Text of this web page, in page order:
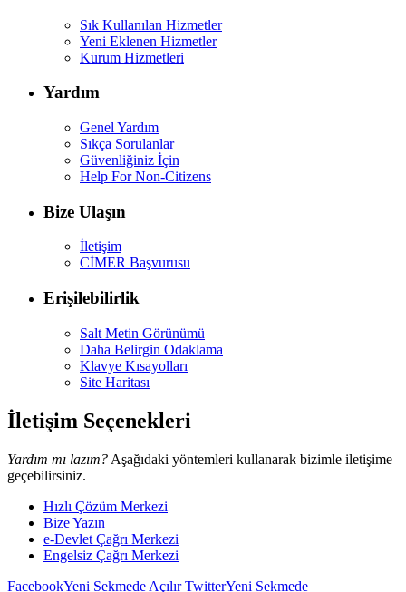
Sık Kullanılan Hizmetler
Yeni Eklenen Hizmetler
Kurum Hizmetleri
Yardım
Genel Yardım
Sıkça Sorulanlar
Güvenliğiniz İçin
Help For Non-Citizens
Bize Ulaşın
İletişim
CİMER Başvurusu
Erişilebilirlik
Salt Metin Görünümü
Daha Belirgin Odaklama
Klavye Kısayolları
Site Haritası
İletişim Seçenekleri
Yardım mı lazım? Aşağıdaki yöntemleri kullanarak bizimle iletişime
geçebilirsiniz.
Hızlı Çözüm Merkezi
Bize Yazın
e-Devlet Çağrı Merkezi
Engelsiz Çağrı Merkezi
FacebookYeni Sekmede AçılırTwitterYeni Sekmede